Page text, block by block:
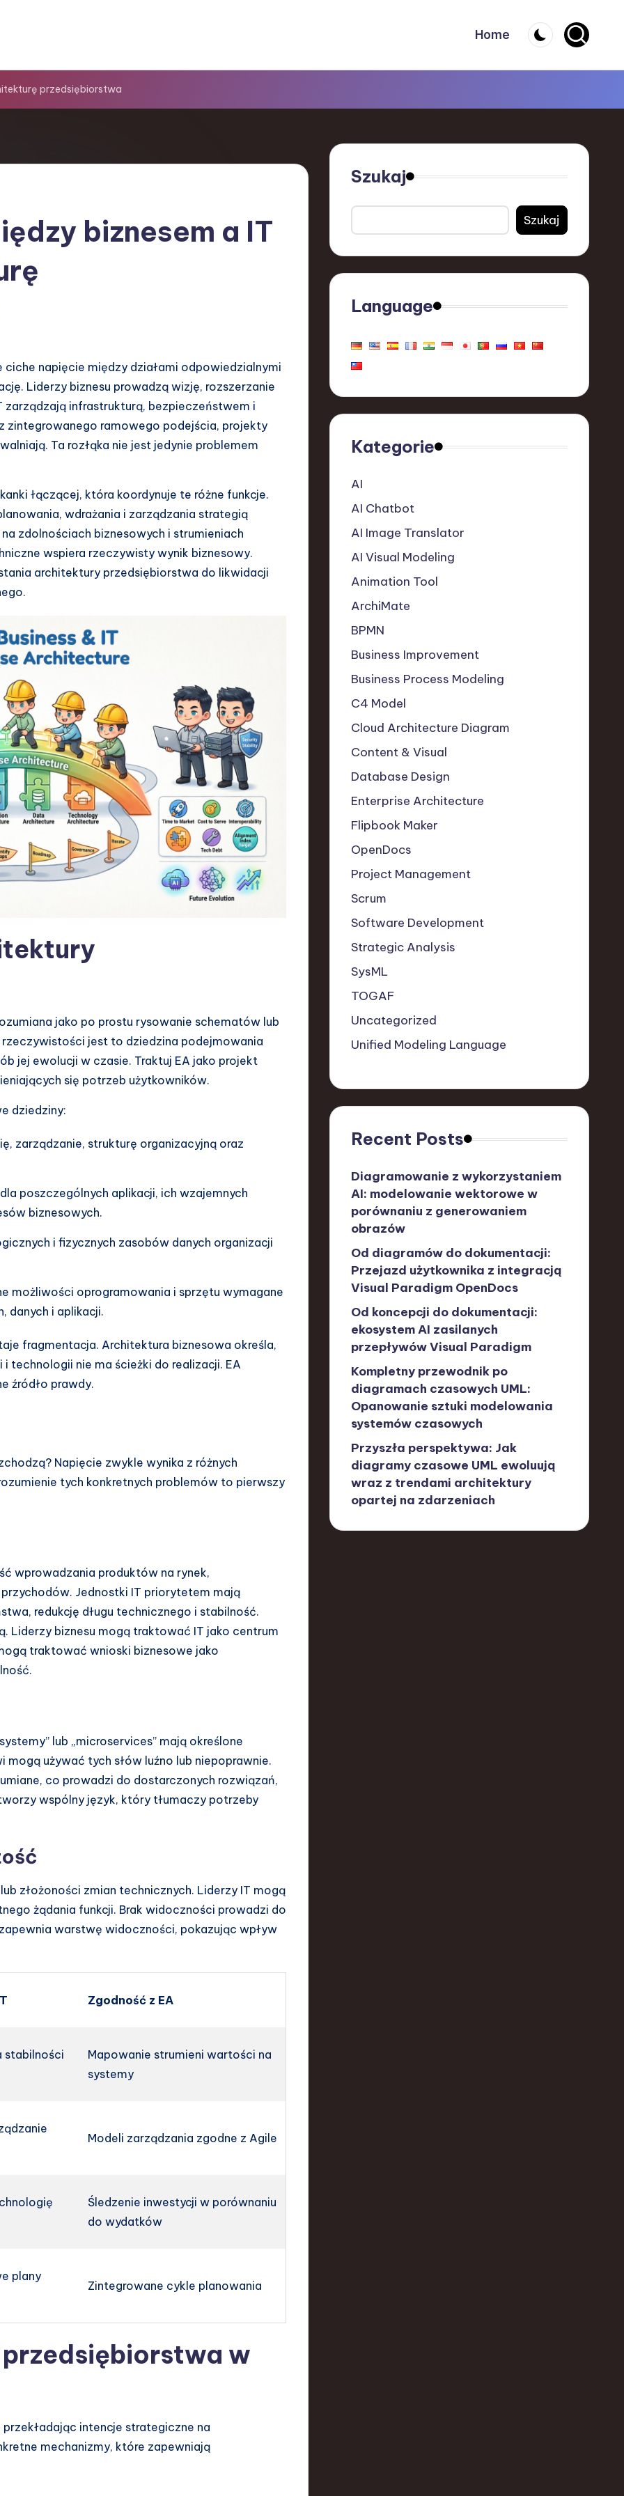
Home
przedsiębiorstwa
biznesem a IT
napięcie między działami odpowiedzialnymi
Liderzy biznesu prowadzą wizję, rozszerzanie
zarządzają infrastrukturą, bezpieczeństwem i
zintegrowanego ramowego podejścia, projekty
Ta rozłąka nie jest jedynie problemem
łączącej, która koordynuje te różne funkcje.
wdrażania i zarządzania strategią
zdolnościach biznesowych i strumieniach
wspiera rzeczywisty wynik biznesowy.
architektury przedsiębiorstwa do likwidacji
jako po prostu rysowanie schematów lub
jest to dziedzina podejmowania
jej ewolucji w czasie. Traktuj EA jako projekt
się potrzeb użytkowników.
dziedziny:
zarządzanie, strukturę organizacyjną oraz
poszczególnych aplikacji, ich wzajemnych
biznesowych.
i fizycznych zasobów danych organizacji
możliwości oprogramowania i sprzętu wymagane
danych i aplikacji.
fragmentacja. Architektura biznesowa określa,
technologii nie ma ścieżki do realizacji. EA
źródło prawdy.
Napięcie zwykle wynika z różnych
tych konkretnych problemów to pierwszy
wprowadzania produktów na rynek,
Jednostki IT priorytetem mają
redukcję długu technicznego i stabilność.
Liderzy biznesu mogą traktować IT jako centrum
traktować wnioski biznesowe jako
lub „microservices” mają określone
używać tych słów luźno lub niepoprawnie.
co prowadzi do dostarczonych rozwiązań,
wspólny język, który tłumaczy potrzeby
złożoności zmian technicznych. Liderzy IT mogą
żądania funkcji. Brak widoczności prowadzi do
warstwę widoczności, pokazując wpływ
Zgodność z EA
stabilności
Mapowanie strumieni wartości na
systemy
Modeli zarządzania zgodne z Agile
Śledzenie inwestycji w porównaniu
do wydatków
plany
Zintegrowane cykle planowania
w
intencje strategiczne na
mechanizmy, które zapewniają
Szukaj
Szukaj
Language
Kategorie
AI
AI Chatbot
AI Image Translator
AI Visual Modeling
Animation Tool
ArchiMate
BPMN
Business Improvement
Business Process Modeling
C4 Model
Cloud Architecture Diagram
Content & Visual
Database Design
Enterprise Architecture
Flipbook Maker
OpenDocs
Project Management
Scrum
Software Development
Strategic Analysis
SysML
TOGAF
Uncategorized
Unified Modeling Language
Recent Posts
Diagramowanie z wykorzystaniem
AI: modelowanie wektorowe w
porównaniu z generowaniem
obrazów
Od diagramów do dokumentacji:
Przejazd użytkownika z integracją
Visual Paradigm OpenDocs
Od koncepcji do dokumentacji:
ekosystem AI zasilanych
przepływów Visual Paradigm
Kompletny przewodnik po
diagramach czasowych UML:
Opanowanie sztuki modelowania
systemów czasowych
Przyszła perspektywa: Jak
diagramy czasowe UML ewoluują
wraz z trendami architektury
opartej na zdarzeniach